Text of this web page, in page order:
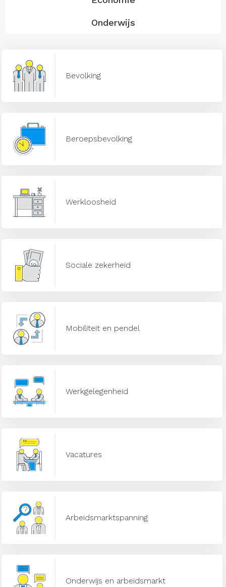
Onderwijs
Bevolking
Beroepsbevolking
Werkloosheid
Sociale zekerheid
Mobiliteit en pendel
Werkgelegenheid
Vacatures
Arbeidsmarktspanning
Onderwijs en arbeidsmarkt